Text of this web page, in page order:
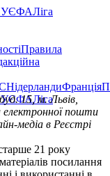
УЄФАЛіга
Правила
НідерландиФранція
УЄФАЛіга
15, м. Львів,
електронної пошти
медіа в Реєстрі
21 року
посилання